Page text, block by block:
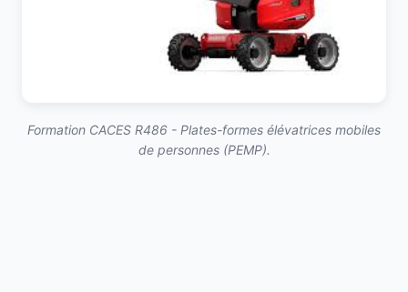
Formation CACES R486 - Plates-formes élévatrices mobiles
de personnes (PEMP).